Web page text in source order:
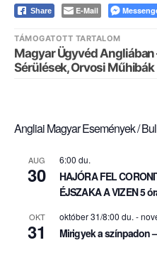
Share E-Mail
TÁMOGATOTT TARTALOM
Magyar Ügyvéd
Sérülések, Orvosi Műhibák
Angliai Magyar Események /
AUG
30
6:00 du.
HAJÓRA FEL
ÉJSZAKA A VIZEN 5
OKT
31
október 31/8:00 du. -
Mirigyek a színpadon